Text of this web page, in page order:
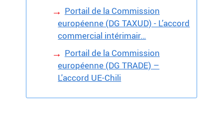
Portail de la Commission
européenne (DG TAXUD) - L’accord
commercial intérimair…
Portail de la Commission
européenne (DG TRADE) –
L'accord UE-Chili